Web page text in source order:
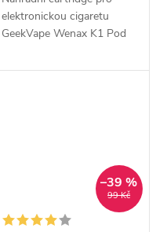
elektronickou cigaretu
GeekVape Wenax K1 Pod
objemem 2 ml. Cartidge
99 Kč
–39 %